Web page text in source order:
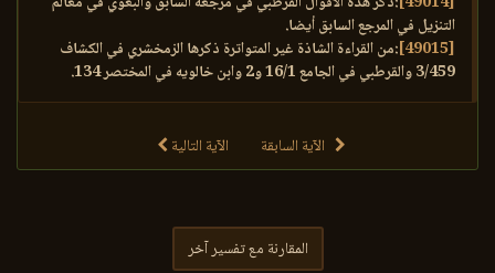
التنزيل في المرجع السابق أيضا.
[49015]
:من القراءة الشاذة غير المتواترة ذكرها الزمخشري في الكشاف
3/459 والقرطبي في الجامع 16/1 و2 وابن خالويه في المختصر 134.
الآية السابقة الآية التالية
المقارنة مع تفسير آخر